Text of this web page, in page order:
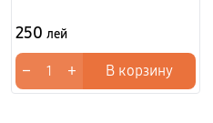
250 лей
− + В корзину